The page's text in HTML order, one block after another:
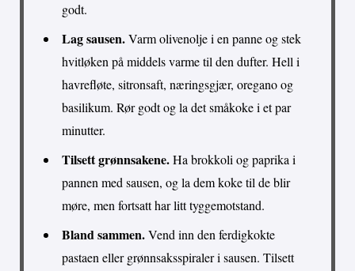
godt.
Lag sausen.Varm olivenolje i en panne og stek
hvitløken på middels varme til den dufter. Hell i
havrefløte, sitronsaft, næringsgjær, oregano og
basilikum. Rør godt og la det småkoke i et par
minutter.
Tilsett grønnsakene.Ha brokkoli og paprika i
pannen med sausen, og la dem koke til de blir
møre, men fortsatt har litt tyggemotstand.
Bland sammen.Vend inn den ferdigkokte
pastaen eller grønnsaksspiraler i sausen. Tilsett